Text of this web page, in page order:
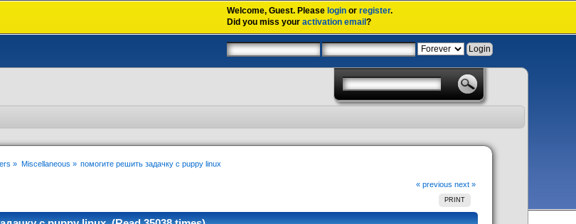
Welcome,Guest. Please login orregister.
Did you miss youractivation email?
» Miscellaneous » помогите решить задачку с puppy linux
« previous next »
PRINT